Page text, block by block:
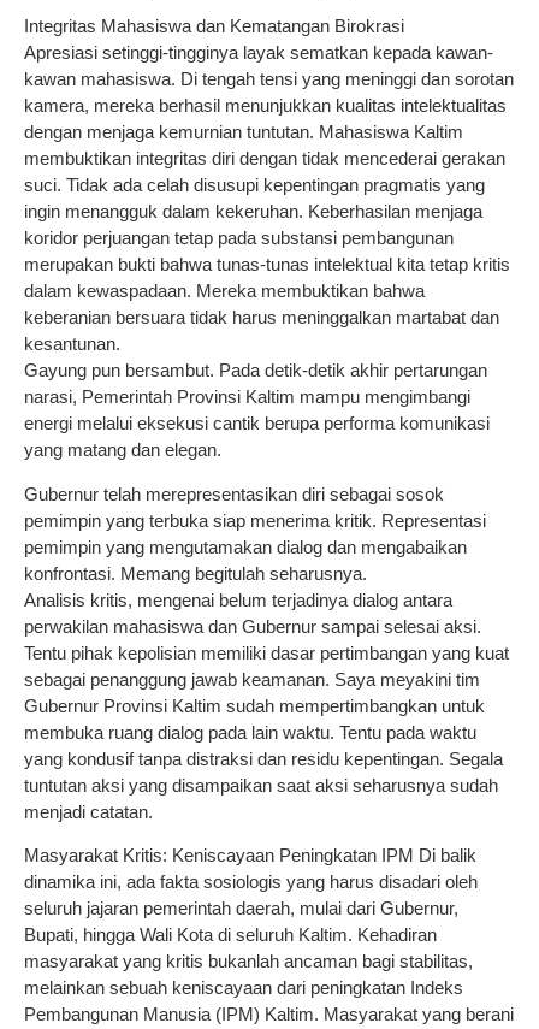
Integritas Mahasiswa dan Kematangan Birokrasi
Apresiasi setinggi-tingginya layak sematkan kepada kawan-
kawan mahasiswa. Di tengah tensi yang meninggi dan sorotan
kamera, mereka berhasil menunjukkan kualitas intelektualitas
dengan menjaga kemurnian tuntutan. Mahasiswa Kaltim
membuktikan integritas diri dengan tidak mencederai gerakan
suci. Tidak ada celah disusupi kepentingan pragmatis yang
ingin menangguk dalam kekeruhan. Keberhasilan menjaga
koridor perjuangan tetap pada substansi pembangunan
merupakan bukti bahwa tunas-tunas intelektual kita tetap kritis
dalam kewaspadaan. Mereka membuktikan bahwa
keberanian bersuara tidak harus meninggalkan martabat dan
kesantunan.
Gayung pun bersambut. Pada detik-detik akhir pertarungan
narasi, Pemerintah Provinsi Kaltim mampu mengimbangi
energi melalui eksekusi cantik berupa performa komunikasi
yang matang dan elegan.
Gubernur telah merepresentasikan diri sebagai sosok
pemimpin yang terbuka siap menerima kritik. Representasi
pemimpin yang mengutamakan dialog dan mengabaikan
konfrontasi. Memang begitulah seharusnya.
Analisis kritis, mengenai belum terjadinya dialog antara
perwakilan mahasiswa dan Gubernur sampai selesai aksi.
Tentu pihak kepolisian memiliki dasar pertimbangan yang kuat
sebagai penanggung jawab keamanan. Saya meyakini tim
Gubernur Provinsi Kaltim sudah mempertimbangkan untuk
membuka ruang dialog pada lain waktu. Tentu pada waktu
yang kondusif tanpa distraksi dan residu kepentingan. Segala
tuntutan aksi yang disampaikan saat aksi seharusnya sudah
menjadi catatan.
Masyarakat Kritis: Keniscayaan Peningkatan IPM Di balik
dinamika ini, ada fakta sosiologis yang harus disadari oleh
seluruh jajaran pemerintah daerah, mulai dari Gubernur,
Bupati, hingga Wali Kota di seluruh Kaltim. Kehadiran
masyarakat yang kritis bukanlah ancaman bagi stabilitas,
melainkan sebuah keniscayaan dari peningkatan Indeks
Pembangunan Manusia (IPM) Kaltim. Masyarakat yang berani